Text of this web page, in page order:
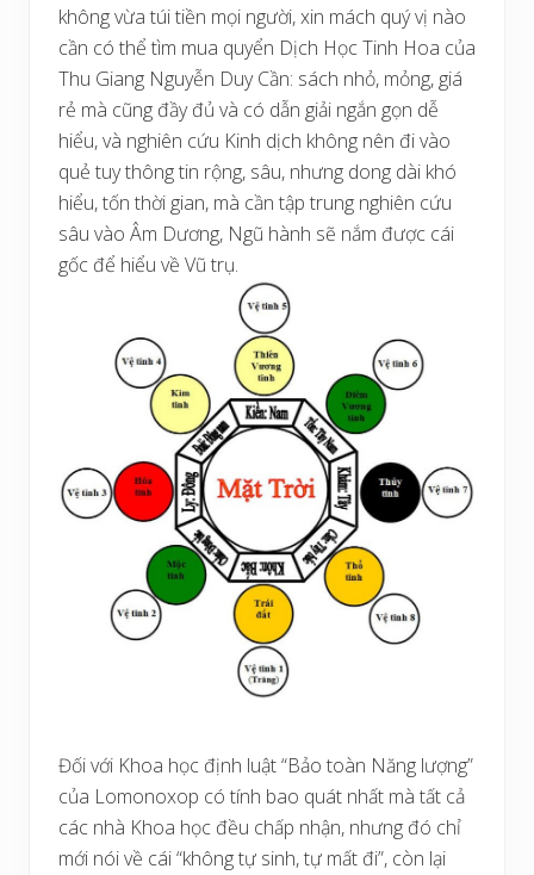
không vừa túi tiền mọi người, xin mách quý vị nào
cần có thể tìm mua quyển Dịch Học Tinh Hoa của
Thu Giang Nguyễn Duy Cần: sách nhỏ, mỏng, giá
rẻ mà cũng đầy đủ và có dẫn giải ngắn gọn dễ
hiểu, và nghiên cứu Kinh dịch không nên đi vào
quẻ tuy thông tin rộng, sâu, nhưng dong dài khó
hiểu, tốn thời gian, mà cần tập trung nghiên cứu
sâu vào Âm Dương, Ngũ hành sẽ nắm được cái
gốc để hiểu về Vũ trụ.
Đối với Khoa học định luật “Bảo toàn Năng lượng”
của Lomonoxop có tính bao quát nhất mà tất cả
các nhà Khoa học đều chấp nhận, nhưng đó chỉ
mới nói về cái “không tự sinh, tự mất đi”, còn lại